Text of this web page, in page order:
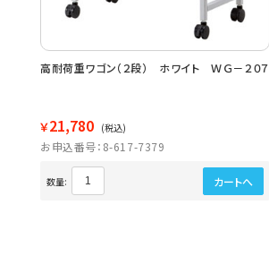
高耐荷重ワゴン（２段） ホワイト ＷＧ－２０７
￥21,780 (税込)
お申込番号：8-617-7379
数量: カートへ